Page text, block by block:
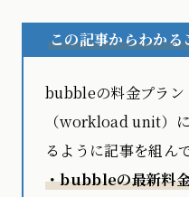
この記事からわかる
bubbleの料金プラン
（workload unit）
るように記事を組ん
・bubbleの最新料